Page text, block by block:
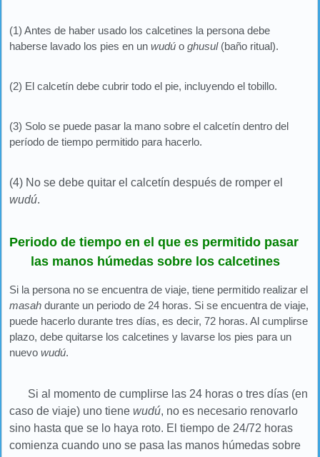
(1) Antes de haber usado los calcetines la persona debe
haberse lavado los pies en un wudú o ghusul(baño ritual).
(2) El calcetín debe cubrir todo el pie, incluyendo el tobillo.
(3) Solo se puede pasar la mano sobre el calcetín dentro del
período de tiempo permitido para hacerlo.
(4) No se debe quitar el calcetín después de romper el
wudú.
Periodo de tiempo en el que es permitido pasar
las manos húmedas sobre los calcetines
Si la persona no se encuentra de viaje, tiene permitido realizar el
masah durante un periodo de 24 horas. Si se encuentra de viaje,
puede hacerlo durante tres días, es decir, 72 horas. Al cumplirse
plazo, debe quitarse los calcetines y lavarse los pies para un
nuevo wudú.
Si al momento de cumplirse las 24 horas o tres días (en
caso de viaje) uno tiene wudú, no es necesario renovarlo
sino hasta que se lo haya roto. El tiempo de 24/72 horas
comienza cuando uno se pasa las manos húmedas sobre